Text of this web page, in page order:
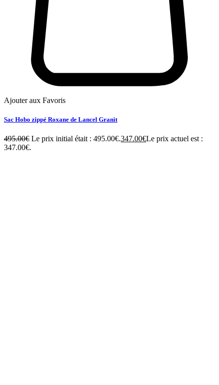
Ajouter aux Favoris
Sac Hobo zippé Roxane de Lancel Granit
495.00€ Le prix initial était : 495.00€.347.00€Le prix actuel est :
347.00€.